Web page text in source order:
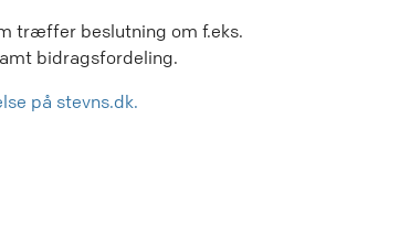
træffer beslutning om f.eks.
bidragsfordeling.
på stevns.dk.